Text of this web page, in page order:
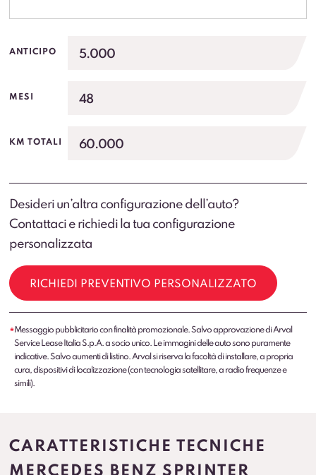
ANTICIPO 5.000
MESI 48
KM TOTALI 60.000
Desideri un’altra configurazione dell’auto?
Contattaci e richiedi la tua configurazione
personalizzata
RICHIEDI PREVENTIVO PERSONALIZZATO
*Messaggio pubblicitario con finalità promozionale. Salvo approvazione di Arval
Service Lease Italia S.p.A. a socio unico. Le immagini delle auto sono puramente
indicative. Salvo aumenti di listino. Arval si riserva la facoltà di installare, a propria
cura, dispositivi di localizzazione (con tecnologia satellitare, a radio frequenze e
simili).
CARATTERISTICHE TECNICHE
MERCEDES BENZ SPRINTER